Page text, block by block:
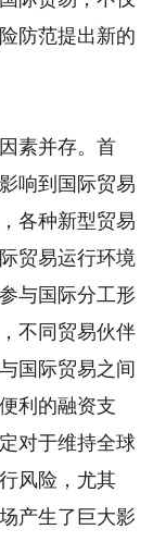
防范提出新的
素并存。首
响到国际贸易
各种新型贸易
贸易运行环境
与国际分工形
不同贸易伙伴
国际贸易之间
利的融资支
对于维持全球
风险，尤其
产生了巨大影